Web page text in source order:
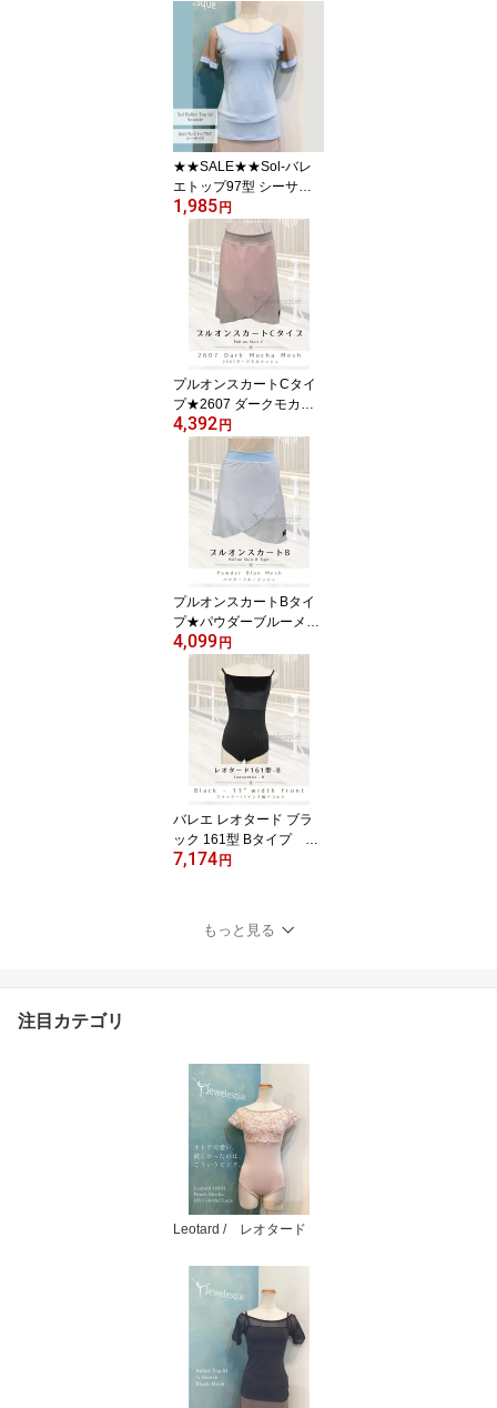
dd-c-Amethyst
★★SALE★★Sol-バレ
エトップ97型 シーサイ
ド|Jewelesqueオリジナ
ル｜レオタード生地 パ
ッド用ポケット付き 普
段ブラOK（インナーが
響きにくい設計）sol-bt9
7-seaside
1,985 円
プルオンスカートCタイ
プ★2607 ダークモカ・
メッシュ生地 Jewelesqu
eオリジナルpull-on-c-26
07dmocha-mesh
4,392 円
プルオンスカートBタイ
プ★パウダーブルーメッ
シュJewelesqueオリジ
ナルpull-on-b-powderblu
emesh
4,099 円
バレエ レオタード ブラ
ック 161型 Bタイプ デ
コルテ11インチ幅 ジ
7,174 円
もっと見る
注目カテゴリ
Leotard / レオタード